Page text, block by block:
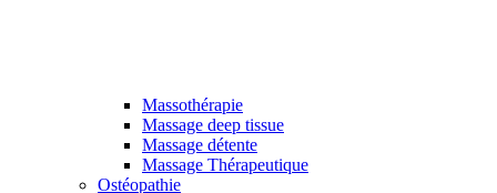
Massothérapie
Massage deep tissue
Massage détente
Massage Thérapeutique
Ostéopathie